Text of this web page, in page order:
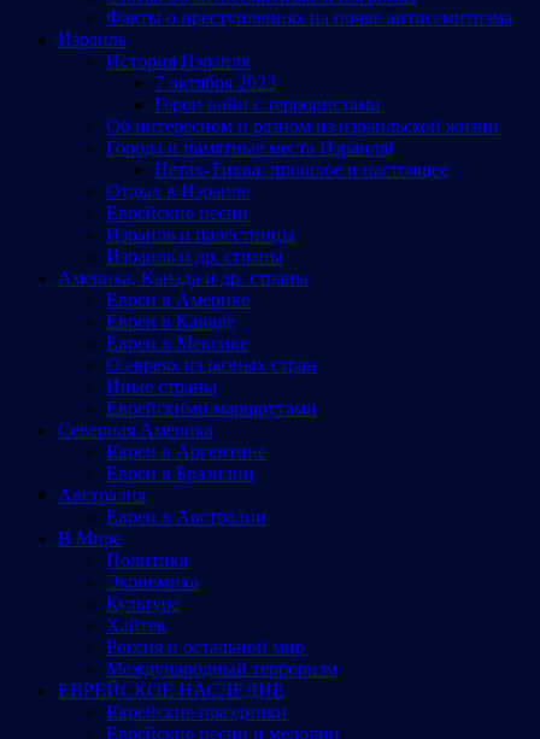
Факты о преступлениях на почве антисемитизма
Израиль
История Израиля
7 октября 2023
Герои войн с террористами
Об интересном и разном из израильской жизни
Города и памятные места Израиляl
Петах-Тиква: прошлое и настоящее
Отдых в Израиле
Еврейские песни
Израиль и палестинцы
Израиль и др. страны
Америка, Канада и др. страны
Евреи в Америке
Евреи в Канаде
Евреи в Мексике
О евреях из разных стран
Иные страны
Еврейскими маршрутами
Северная Америка
Евреи в Аргентине
Евреи в Бразилии
Австралия
Евреи в Австралии
В Мире
Политика
Экономика
Культура
Хайтек
Россия и остальной мир
Международный терроризм
ЕВРЕЙСКОЕ НАСЛЕДИЕ
Еврейские праздники
Еврейские песни и мелодии